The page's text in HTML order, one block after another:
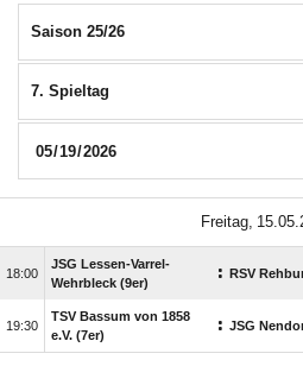
Saison 25/26
7. Spieltag


JSG Lessen-Varrel-
Wehrbleck (9er)
: RSV

TSV Bassum von 1858
e.V. (7er)
: JSG